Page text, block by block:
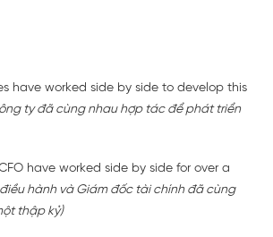
have worked side by side to develop this
ty đã cùng nhau hợp tác để phát triển
have worked side by side for over a
hành và Giám đốc tài chính đã cùng
thập kỷ)